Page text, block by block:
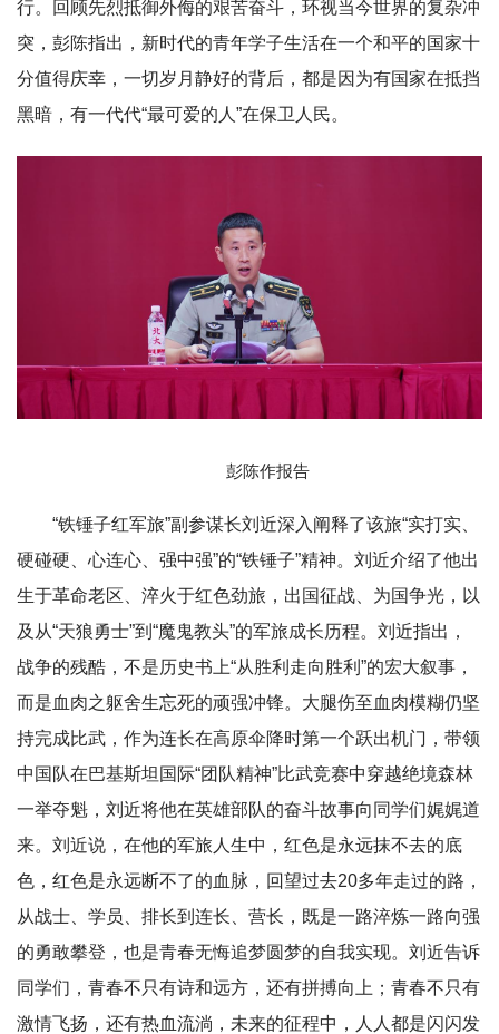
行。回顾先烈抵御外侮的艰苦奋斗，环视当今世界的复杂冲
突，彭陈指出，新时代的青年学子生活在一个和平的国家十
分值得庆幸，一切岁月静好的背后，都是因为有国家在抵挡
黑暗，有一代代“最可爱的人”在保卫人民。
彭陈作报告
“铁锤子红军旅”副参谋长刘近深入阐释了该旅“实打实、
硬碰硬、心连心、强中强”的“铁锤子”精神。刘近介绍了他出
生于革命老区、淬火于红色劲旅，出国征战、为国争光，以
及从“天狼勇士”到“魔鬼教头”的军旅成长历程。刘近指出，
战争的残酷，不是历史书上“从胜利走向胜利”的宏大叙事，
而是血肉之躯舍生忘死的顽强冲锋。大腿伤至血肉模糊仍坚
持完成比武，作为连长在高原伞降时第一个跃出机门，带领
中国队在巴基斯坦国际“团队精神”比武竞赛中穿越绝境森林
一举夺魁，刘近将他在英雄部队的奋斗故事向同学们娓娓道
来。刘近说，在他的军旅人生中，红色是永远抹不去的底
色，红色是永远断不了的血脉，回望过去20多年走过的路，
从战士、学员、排长到连长、营长，既是一路淬炼一路向强
的勇敢攀登，也是青春无悔追梦圆梦的自我实现。刘近告诉
同学们，青春不只有诗和远方，还有拼搏向上；青春不只有
激情飞扬，还有热血流淌，未来的征程中，人人都是闪闪发